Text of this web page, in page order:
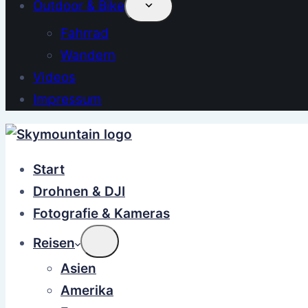
Outdoor & Bike
Fahrrad
Wandern
Videos
Impressum
Start
Drohnen & DJI
Fotografie & Kameras
Reisen
Asien
Amerika